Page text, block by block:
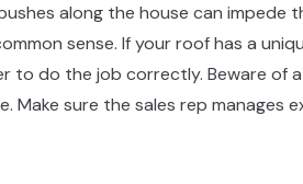
along the house can impede
sense. If your roof has a
to do the job correctly. Beware of
Make sure the sales rep manages